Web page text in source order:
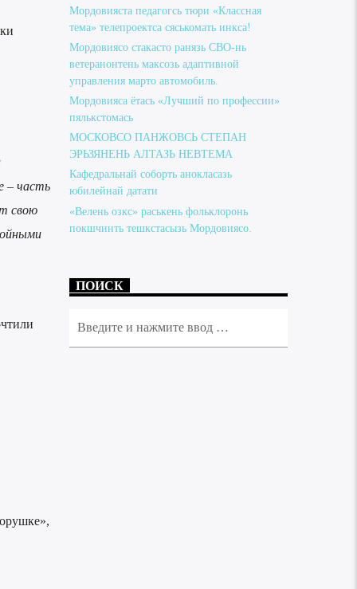
– часть
свою
Мордовияста педагогсь тюри «Классная
тема» телепроектса сяськомать инкса!
Мордовиясо стакасто ранязь СВО-нь
ветеранонтень максозь адаптивной
управления марто автомобиль.
Мордовияса ётась «Лучший по профессии»
пялькстомась
МОСКОВСО ПАНЖОВСЬ СТЕПАН
ЭРЬЗЯНЕНЬ АЛТАЗЬ НЕВТЕМА
Кафедральнай соборть анокласазь
юбилейнай датати
«Велень озкс» раськень фольклоронь
покшчинть тешкстасызь Мордовиясо.
ПОИСК